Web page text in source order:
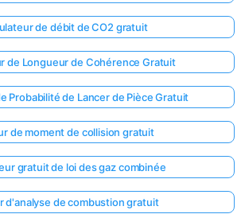
de débit de CO2 gratuit
de Longueur de Cohérence Gratuit
Probabilité de Lancer de Pièce Gratuit
de moment de collision gratuit
gratuit de loi des gaz combinée
d'analyse de combustion gratuit